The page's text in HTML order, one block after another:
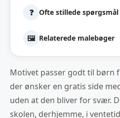
❓ Ofte stillede spørgsmål
🖼️ Relaterede malebøger
Motivet passer godt til børn
der ønsker en gratis side
uden at den bliver for svær.
skolen, derhjemme, i